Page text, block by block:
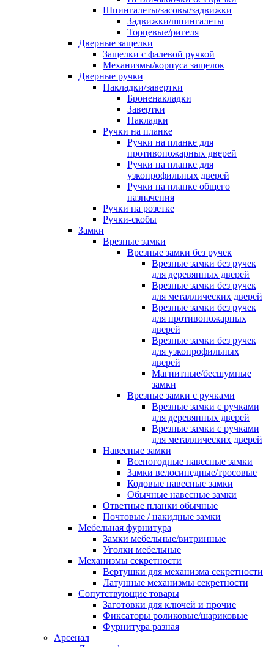
Шпингалеты/засовы/задвижки
Задвижки/шпингалеты
Торцевые/ригеля
Дверные защелки
Защелки с фалевой ручкой
Механизмы/корпуса защелок
Дверные ручки
Накладки/завертки
Броненакладки
Завертки
Накладки
Ручки на планке
Ручки на планке для
противопожарных дверей
Ручки на планке для
узкопрофильных дверей
Ручки на планке общего
назначения
Ручки на розетке
Ручки-скобы
Замки
Врезные замки
Врезные замки без ручек
Врезные замки без ручек
для деревянных дверей
Врезные замки без ручек
для металлических дверей
Врезные замки без ручек
для противопожарных
дверей
Врезные замки без ручек
для узкопрофильных
дверей
Магнитные/бесшумные
замки
Врезные замки с ручками
Врезные замки с ручками
для деревянных дверей
Врезные замки с ручками
для металлических дверей
Навесные замки
Всепогодные навесные замки
Замки велосипедные/тросовые
Кодовые навесные замки
Обычные навесные замки
Ответные планки обычные
Почтовые / накидные замки
Мебельная фурнитура
Замки мебельные/витринные
Уголки мебельные
Механизмы секретности
Вертушки для механизма секретности
Латунные механизмы секретности
Сопутствующие товары
Заготовки для ключей и прочие
Фиксаторы роликовые/шариковые
Фурнитура разная
Арсенал